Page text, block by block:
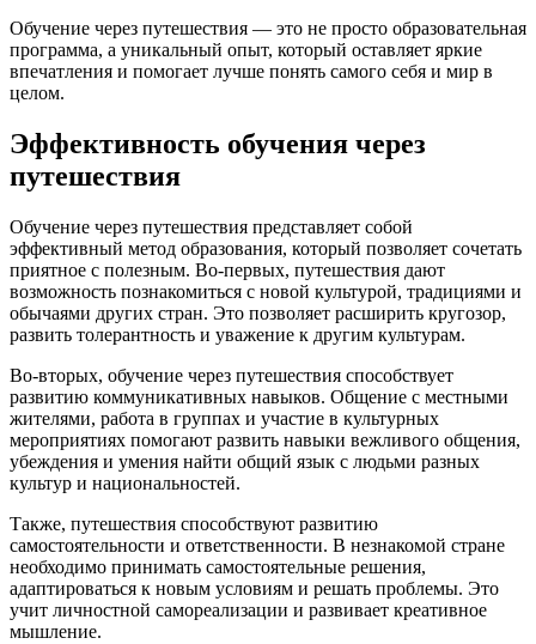
Обучение через путешествия — это не просто образовательная
программа, а уникальный опыт, который оставляет яркие
впечатления и помогает лучше понять самого себя и мир в
целом.
Эффективность обучения через
путешествия
Обучение через путешествия представляет собой
эффективный метод образования, который позволяет сочетать
приятное с полезным. Во-первых, путешествия дают
возможность познакомиться с новой культурой, традициями и
обычаями других стран. Это позволяет расширить кругозор,
развить толерантность и уважение к другим культурам.
Во-вторых, обучение через путешествия способствует
развитию коммуникативных навыков. Общение с местными
жителями, работа в группах и участие в культурных
мероприятиях помогают развить навыки вежливого общения,
убеждения и умения найти общий язык с людьми разных
культур и национальностей.
Также, путешествия способствуют развитию
самостоятельности и ответственности. В незнакомой стране
необходимо принимать самостоятельные решения,
адаптироваться к новым условиям и решать проблемы. Это
учит личностной самореализации и развивает креативное
мышление.